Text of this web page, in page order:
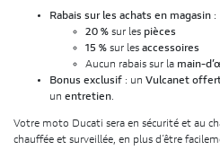
Rabais sur les achats en magasin :
20 % sur les pièces
15 % sur les accessoires
Aucun rabais sur la main-
Bonus exclusif : un Vulcanet
un entretien.
Votre moto Ducati sera en sécurité et au
chauffée et surveillée, en plus d’être